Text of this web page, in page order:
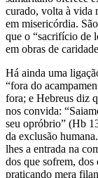
curado, volta à vida
em misericórdia.
que o “sacrifício de
em obras de
Há ainda uma
“fora do
fora; e Hebreus diz
nos convida:
seu opróbrio” (Hb
da exclusão
lhes a entrada na
dos que sofrem, dos
praticando mera